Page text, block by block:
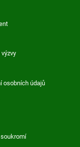
osobních údajů